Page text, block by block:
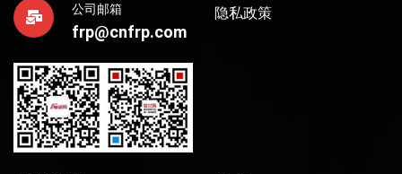
公司邮箱
frp@cnfrp.com
隐私政策